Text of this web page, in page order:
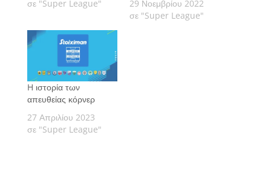
σε "Super League"
29 Νοεμβρίου 2022
σε "Super League"
H ιστορία των
απευθείας κόρνερ
27 Απριλίου 2023
σε "Super League"